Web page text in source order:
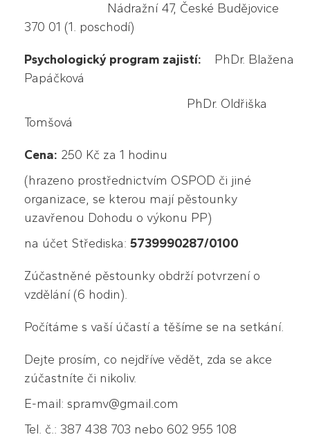
Nádražní 47, České Budějovice
370 01 (1. poschodí)
Psychologický program zajistí:
PhDr. Blažena
Papáčková
PhDr. Oldřiška
Tomšová
Cena: 250 Kč za 1 hodinu
(hrazeno prostřednictvím OSPOD či jiné
organizace, se kterou mají pěstounky
uzavřenou Dohodu o výkonu PP)
na účet Střediska: 5739990287/0100
Zúčastněné pěstounky obdrží potvrzení o
vzdělání (6 hodin).
Počítáme s vaší účastí a těšíme se na setkání.
Dejte prosím, co nejdříve vědět, zda se akce
zúčastníte či nikoliv.
E-mail: spramv@gmail.com
Tel. č.: 387 438 703 nebo 602 955 108